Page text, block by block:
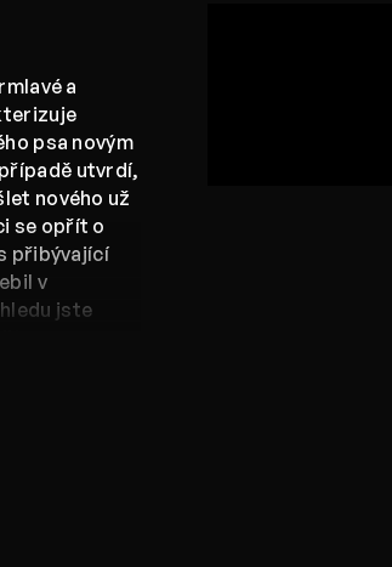
a
psa novým
utvrdí,
nového už
se opřít o
přibývající
v
jste
při nichž
Aero.
dostávají